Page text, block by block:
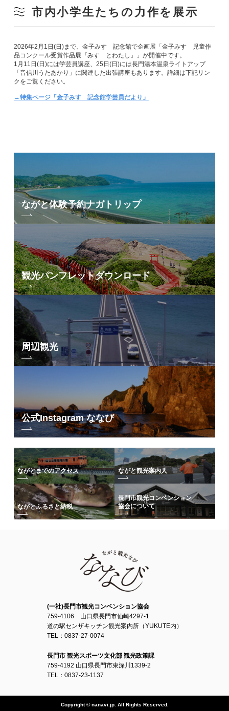
市内小学生たちの力作を展示
2026年2月1日(日)まで、金子みすゞ記念館で企画展「金子みすゞ児童作
品コンクール受賞作品展『みすゞとわたし』」が開催中です。
1月11日(日)には学芸員講座、25日(日)には長門湯本温泉ライトアップ
「音信川うたあかり」に関連した出張講座もあります。詳細は下記リン
クをご覧ください。
→特集ページ「金子みすゞ記念館学芸員だより」
ながと体験予約ナガトリップ
観光パンフレットダウンロード
周辺観光
公式Instagram ななび
ながとまでのアクセス ながと観光案内人
ながとふるさと納税
長門市観光コンベンション
協会について
(一社)長門市観光コンベンション協会
759-4106 山口県長門市仙崎4297-1
道の駅センザキッチン観光案内所（YUKUTE内）
TEL：0837-27-0074
長門市 観光スポーツ文化部 観光政策課
759-4192 山口県長門市東深川1339-2
TEL：0837-23-1137
Copyright © nanavi.jp. All Rights Reserved.